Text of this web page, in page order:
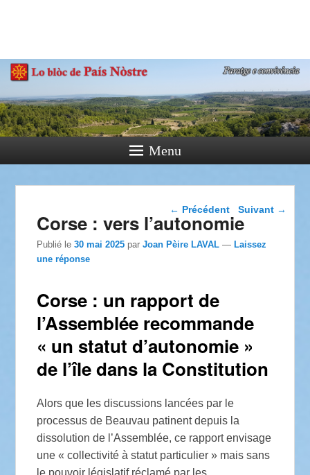
Paratge e Convivència
Menu
Navigation dans les
← Précédent Suivant →
Corse : vers l’autonomie
Publié le30 mai 2025 parJoan Pèire LAVAL —Laissez
une réponse
Corse : un rapport de
l’Assemblée recommande
« un statut d’autonomie »
de l’île dans la Constitution
Alors que les discussions lancées par le
processus de Beauvau patinent depuis la
dissolution de l’Assemblée, ce rapport envisage
une « collectivité à statut particulier » mais sans
le pouvoir législatif réclamé par les